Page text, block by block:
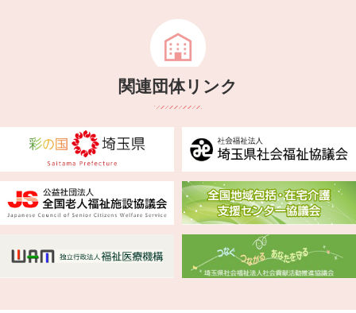
関連団体リンク